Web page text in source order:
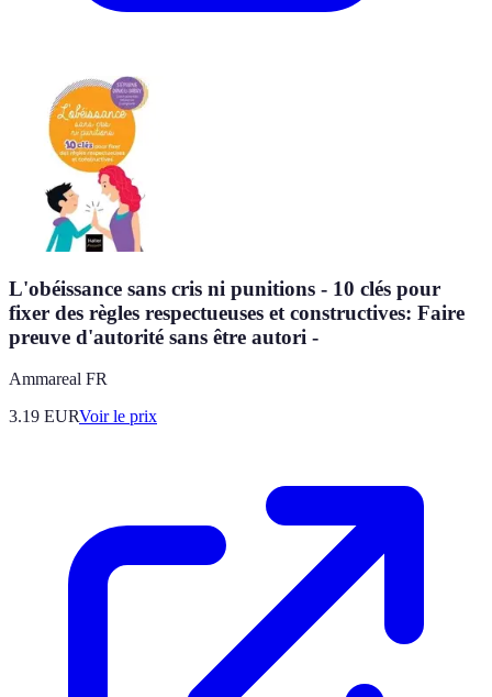
L'obéissance sans cris ni punitions - 10 clés pour
fixer des règles respectueuses et constructives: Faire
preuve d'autorité sans être autori -
Ammareal FR
3.19 EURVoir le prix